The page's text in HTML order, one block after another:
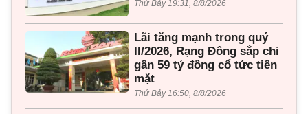
Thứ Bảy 19:31, 8/8/2026
Lãi tăng mạnh trong quý
II/2026, Rạng Đông sắp chi
gần 59 tỷ đồng cổ tức tiền
mặt
Thứ Bảy 16:50, 8/8/2026